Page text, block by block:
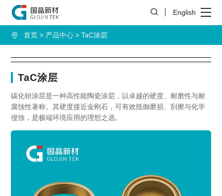
English
首页 产品中心 TaC涂层
TaC涂层
碳化钽涂层是一种高性能陶瓷涂层，以卓越的硬度、耐磨性与耐
腐蚀性著称。其硬度接近金刚石，可有效抵御磨损、刮擦与化学
侵蚀，是极端环境应用的理想之选。